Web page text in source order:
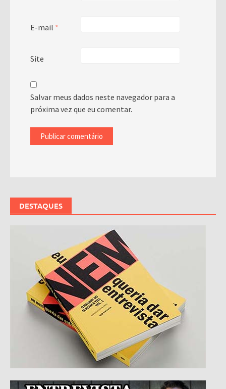
E-mail *
Site
Salvar meus dados neste navegador para a
próxima vez que eu comentar.
DESTAQUES